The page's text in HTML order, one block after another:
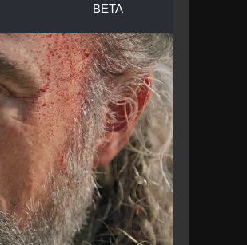
BETA